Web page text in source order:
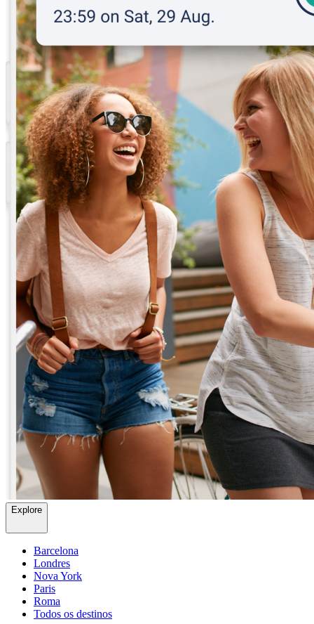
Explore
Barcelona
Londres
Nova York
Paris
Roma
Todos os destinos